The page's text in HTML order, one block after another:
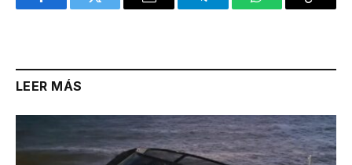
FacebookTwitter Email TelegramWhatsAppCopy
LEER MÁS